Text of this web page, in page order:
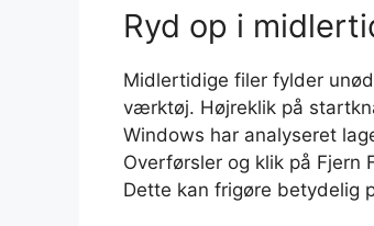
Ryd op i
Midlertidige filer fylder
værktøj. Højreklik på
Windows har analyseret
Overførsler og klik på Fjern
Dette kan frigøre betydelig